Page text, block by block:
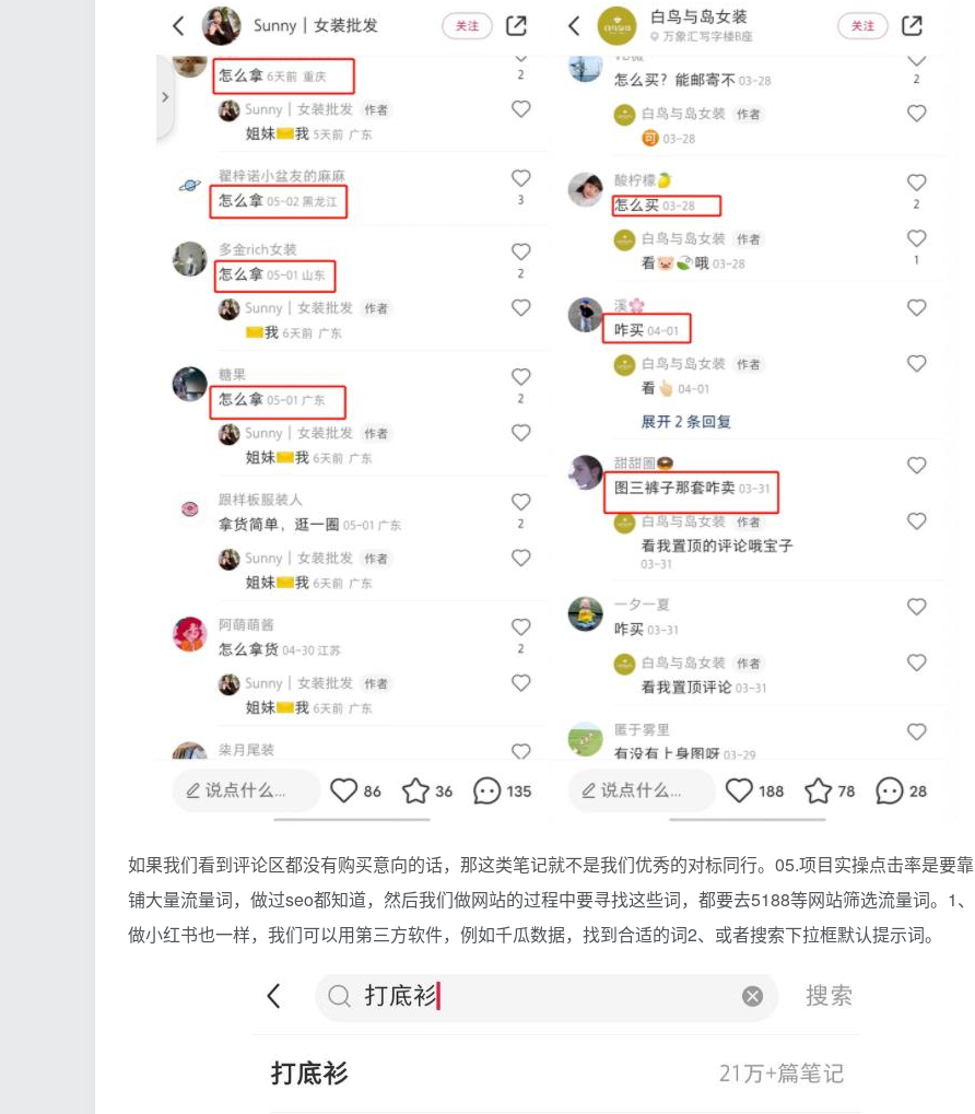
如果我们看到评论区都没有购买意向的话，那这类笔记就不是我们优秀的对标同行。05.项目实操点击率是要靠
铺大量流量词，做过seo都知道，然后我们做网站的过程中要寻找这些词，都要去5188等网站筛选流量词。1、
做小红书也一样，我们可以用第三方软件，例如千瓜数据，找到合适的词2、或者搜索下拉框默认提示词。